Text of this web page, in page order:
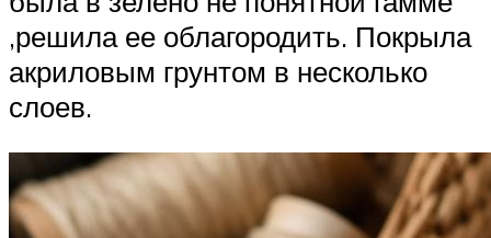
,решила ее облагородить. Покрыла
акриловым грунтом в несколько
слоев.